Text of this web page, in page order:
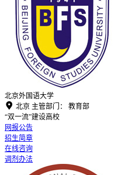
北京外国语大学
 北京 主管部门：
教育部
“双一流”建设高校
网报公告
招生简章
在线咨询
调剂办法